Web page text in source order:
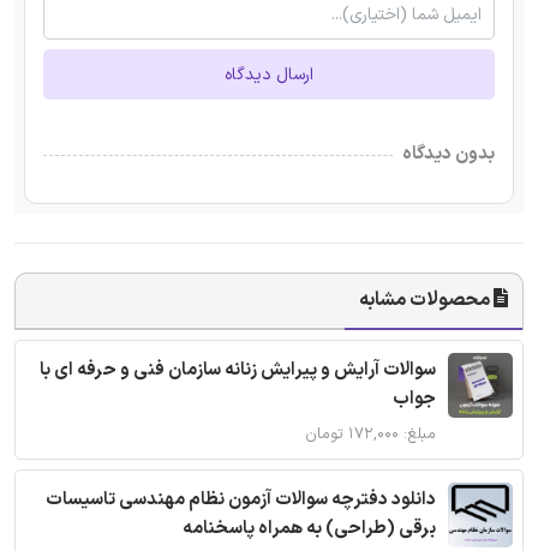
ارسال دیدگاه
بدون دیدگاه
محصولات مشابه
سوالات آرایش و پیرایش زنانه سازمان فنی و حرفه ای با
جواب
مبلغ: ۱۷۲,۰۰۰ تومان
دانلود دفترچه سوالات آزمون نظام مهندسی تاسیسات
برقی (طراحی) به همراه پاسخنامه